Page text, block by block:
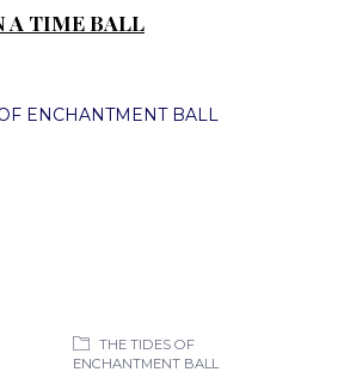
A TIME BALL
THE TIDES OF
ENCHANTMENT BALL